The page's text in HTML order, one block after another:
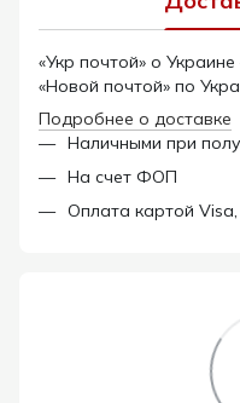
«Укр почтой» о
«Новой почтой» по
Подробнее о доставке
Наличными при
На счет ФОП
Оплата картой